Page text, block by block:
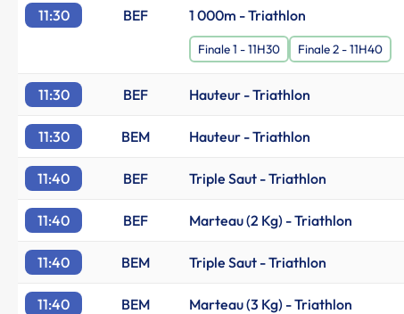
11:30 BEF 1 000m - Triathlon
Finale 1 - 11H30 Finale 2 - 11H40
11:30 BEF Hauteur - Triathlon
11:30 BEM Hauteur - Triathlon
11:40 BEF Triple Saut - Triathlon
11:40 BEF Marteau (2 Kg) - Triathlon
11:40 BEM Triple Saut - Triathlon
11:40 BEM Marteau (3 Kg) - Triathlon